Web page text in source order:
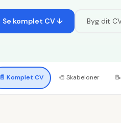
Se komplet CV ↓ Byg dit
📄 Komplet CV 🎨 Skabeloner 📝